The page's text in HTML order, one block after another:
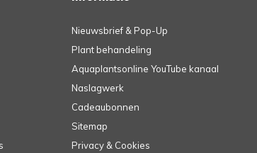
Nieuwsbrief & Pop-Up
Plant behandeling
Aquaplantsonline YouTube kanaal
Naslagwerk
Cadeaubonnen
Sitemap
Privacy & Cookies